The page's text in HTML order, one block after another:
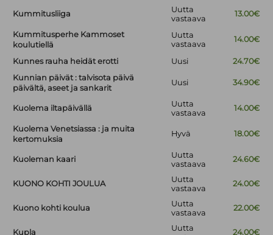
Kummitusliiga
Uutta
vastaava
13.00€
Kummitusperhe Kammoset
koulutiellä
Uutta
vastaava
14.00€
Kunnes rauha heidät erotti Uusi
24.70€
Kunnian päivät : talvisota päivä
päivältä, aseet ja sankarit
Uusi 34.90€
Kuolema iltapäivällä
Uutta
vastaava
14.00€
Kuolema Venetsiassa : ja muita
kertomuksia
Hyvä 18.00€
Kuoleman kaari
Uutta
vastaava
24.60€
KUONO KOHTI JOULUA
Uutta
vastaava
24.00€
Kuono kohti koulua
Uutta
vastaava
22.00€
Kupla
Uutta
24.00€